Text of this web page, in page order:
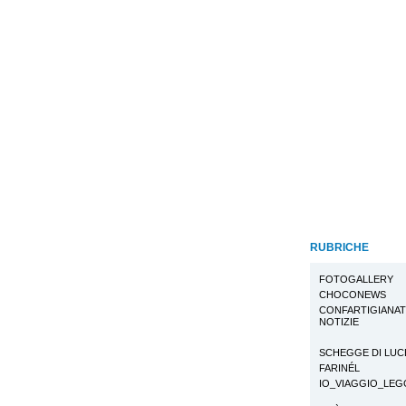
RUBRICHE
FOTOGALLERY
CHOCONEWS
NOTIZIE
SCHEGGE DI
FARINÉL